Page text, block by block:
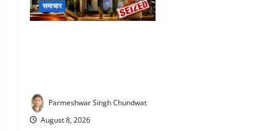
समाचार
Parmeshwar Singh Chundwat
August 8, 2026